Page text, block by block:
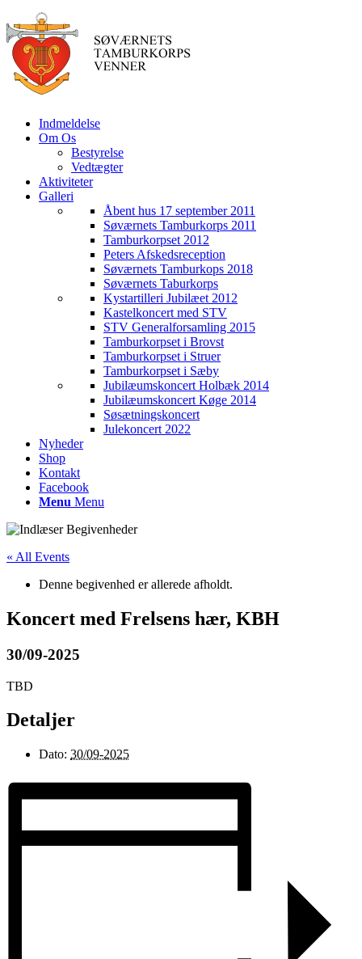
Indmeldelse
Om Os
Bestyrelse
Vedtægter
Aktiviteter
Galleri
Åbent hus 17 september 2011
Søværnets Tamburkorps 2011
Tamburkorpset 2012
Peters Afskedsreception
Søværnets Tamburkops 2018
Søværnets Taburkorps
Kystartilleri Jubilæet 2012
Kastelkoncert med STV
STV Generalforsamling 2015
Tamburkorpset i Brovst
Tamburkorpset i Struer
Tamburkorpset i Sæby
Jubilæumskoncert Holbæk 2014
Jubilæumskoncert Køge 2014
Søsætningskoncert
Julekoncert 2022
Nyheder
Shop
Kontakt
Facebook
Menu Menu
« All Events
Denne begivenhed er allerede afholdt.
Koncert med Frelsens hær, KBH
30/09-2025
TBD
Detaljer
Dato: 30/09-2025